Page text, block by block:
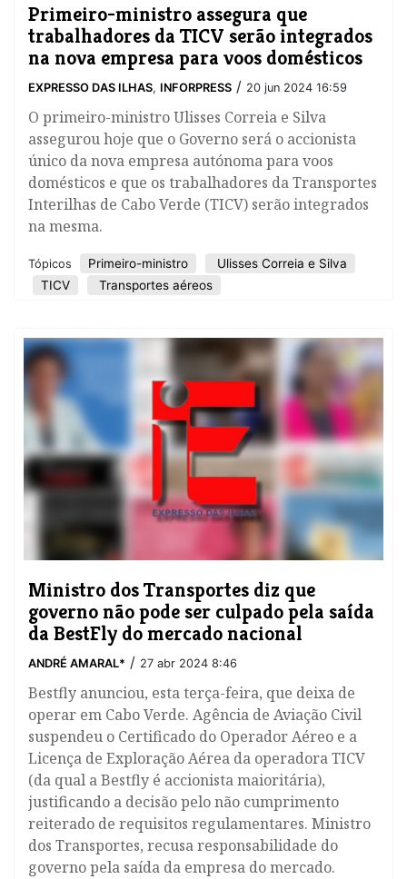
Primeiro-ministro assegura que
trabalhadores da TICV serão integrados
na nova empresa para voos domésticos
EXPRESSO DAS ILHAS, INFORPRESS / 20 jun 2024 16:59
O primeiro-ministro Ulisses Correia e Silva
assegurou hoje que o Governo será o accionista
único da nova empresa autónoma para voos
domésticos e que os trabalhadores da Transportes
Interilhas de Cabo Verde (TICV) serão integrados
na mesma.
Tópicos Primeiro-ministro
Ulisses Correia e Silva
TICV
Transportes aéreos
Ministro dos Transportes diz que
governo não pode ser culpado pela saída
da BestFly do mercado nacional
ANDRÉ AMARAL* / 27 abr 2024 8:46
Bestfly anunciou, esta terça-feira, que deixa de
operar em Cabo Verde. Agência de Aviação Civil
suspendeu o Certificado do Operador Aéreo e a
Licença de Exploração Aérea da operadora TICV
(da qual a Bestfly é accionista maioritária),
justificando a decisão pelo não cumprimento
reiterado de requisitos regulamentares. Ministro
dos Transportes, recusa responsabilidade do
governo pela saída da empresa do mercado.